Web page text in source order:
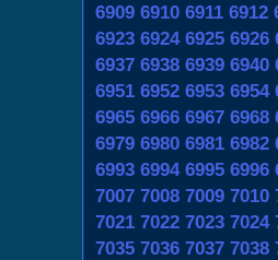
6909 6910 6911 6912
6923 6924 6925 6926
6937 6938 6939 6940
6951 6952 6953 6954
6965 6966 6967 6968
6979 6980 6981 6982
6993 6994 6995 6996
7007 7008 7009 7010
7021 7022 7023 7024
7035 7036 7037 7038